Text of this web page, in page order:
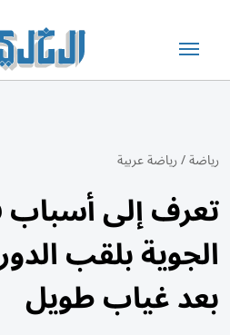
رياضة/رياضة عربية
تعرف إلى أسباب
الجوية بلقب
بعد غياب طويل